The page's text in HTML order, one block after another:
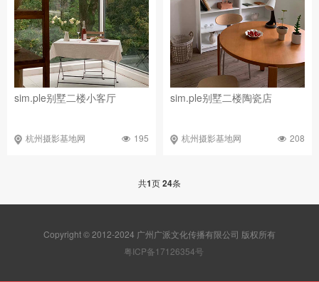
sim.ple别墅二楼小客厅
杭州摄影基地网 195
sim.ple别墅二楼陶瓷店
杭州摄影基地网 208
共1页24条
Copyright © 2012-2024 广州广派文化传播有限公司 版权所有
粤ICP备17126354号